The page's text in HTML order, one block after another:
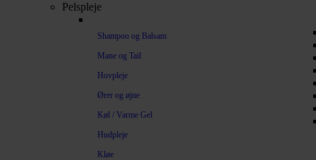
Pelspleje
Shampoo og Balsam
Mane og Tail
Hovpleje
Ører og øjne
Køl / Varme Gel
Hudpleje
Kløe